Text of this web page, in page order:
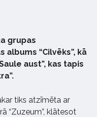
grupas
albums “Cilvēks”, kā
aust”, kas tapis
tiks atzīmēta ar
“Zuzeum”, klātesot